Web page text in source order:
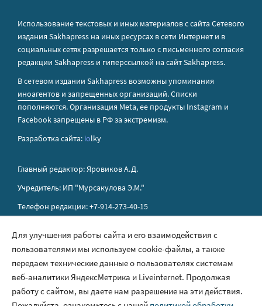
Использование текстовых и иных материалов с сайта Сетевого
издания Sakhapress на иных ресурсах в сети Интернет и в
социальных сетях разрешается только с письменного согласия
редакции Sakhapress и гиперссылкой на сайт Sakhapress.
В сетевом издании Sakhapress возможны упоминания
иноагентов и запрещенных организаций. Списки
пополняются. Организация Metа, ее продукты Instagram и
Facebook запрещены в РФ за экстремизм.
Разработка сайта: iolky
Главный редактор: Яровиков А.Д.
Учредитель: ИП "Мурсакулова Э.М."
Телефон редакции: +7-914-273-40-15
Правила сайта
Политика обработки персональных данных
Размещение рекламы
Для улучшения работы сайта и его взаимодействия с
пользователями мы используем cookie-файлы, а также
передаем технические данные о пользователях системам
веб-аналитики ЯндексМетрика и Liveinternet. Продолжая
работу с сайтом, вы даете нам разрешение на эти действия.